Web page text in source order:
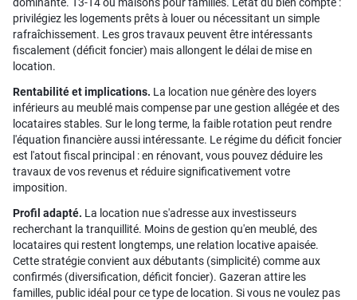
privilégiez les logements prêts à louer ou nécessitant un simple
rafraîchissement. Les gros travaux peuvent être intéressants
fiscalement (déficit foncier) mais allongent le délai de mise en
location.
Rentabilité et implications. La location nue génère des loyers
inférieurs au meublé mais compense par une gestion allégée et des
locataires stables. Sur le long terme, la faible rotation peut rendre
l'équation financière aussi intéressante. Le régime du déficit foncier
est l'atout fiscal principal : en rénovant, vous pouvez déduire les
travaux de vos revenus et réduire significativement votre
imposition.
Profil adapté. La location nue s'adresse aux investisseurs
recherchant la tranquillité. Moins de gestion qu'en meublé, des
locataires qui restent longtemps, une relation locative apaisée.
Cette stratégie convient aux débutants (simplicité) comme aux
confirmés (diversification, déficit foncier). Gazeran attire les
familles, public idéal pour ce type de location. Si vous ne voulez pas